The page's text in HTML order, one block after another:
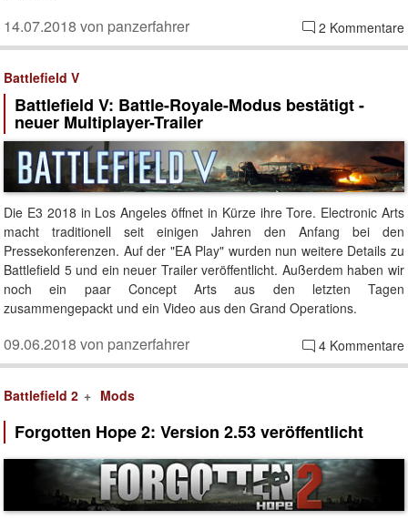
2 Kommentare
14.07.2018 von panzerfahrer
Battlefield V
Battlefield V: Battle-Royale-Modus bestätigt -
neuer Multiplayer-Trailer
Die E3 2018 in Los Angeles öffnet in Kürze ihre Tore. Electronic Arts
macht traditionell seit einigen Jahren den Anfang bei den
Pressekonferenzen. Auf der "EA Play" wurden nun weitere Details zu
Battlefield 5 und ein neuer Trailer veröffentlicht. Außerdem haben wir
noch ein paar Concept Arts aus den letzten Tagen
zusammengepackt und ein Video aus den Grand Operations.
4 Kommentare
09.06.2018 von panzerfahrer
Battlefield 2 Mods
Forgotten Hope 2: Version 2.53 veröffentlicht